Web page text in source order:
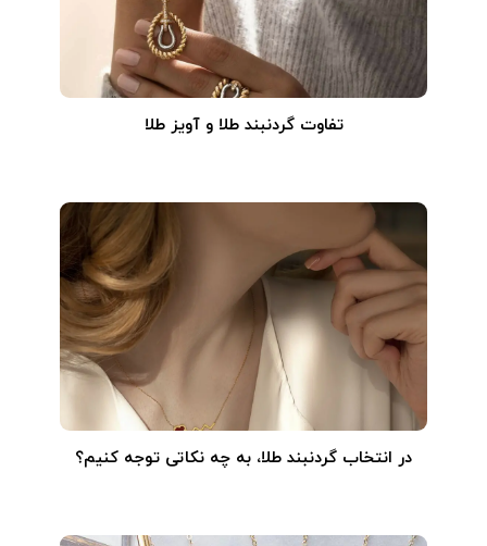
تفاوت گردنبند طلا و آویز طلا
در انتخاب گردنبند طلا‌، به چه نکاتی توجه کنیم؟